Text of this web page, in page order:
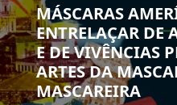
MÁSCARAS
ENTRELAÇAR DE
E DE VIVÊNCIAS
ARTES DA
MASCAREIRA